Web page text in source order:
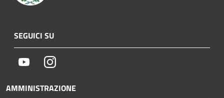
SEGUICI SU
YoutubeInstagram
AMMINISTRAZIONE